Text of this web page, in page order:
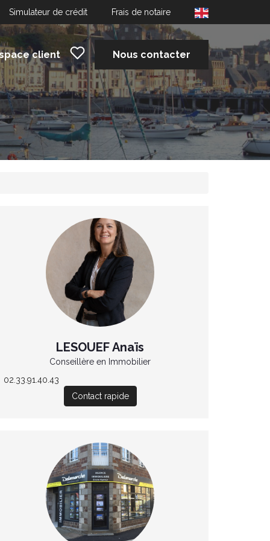
Simulateur de crédit Frais de notaire
client Nous contacter
LESOUEF Anaïs
Conseillère en Immobilier
02.33.91.40.43
Contact rapide